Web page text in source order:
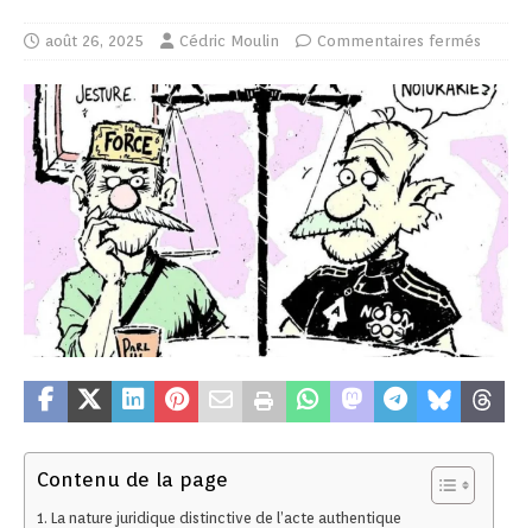
août 26, 2025 Cédric Moulin Commentaires fermés
Contenu de la page
La nature juridique distinctive de l’acte authentique